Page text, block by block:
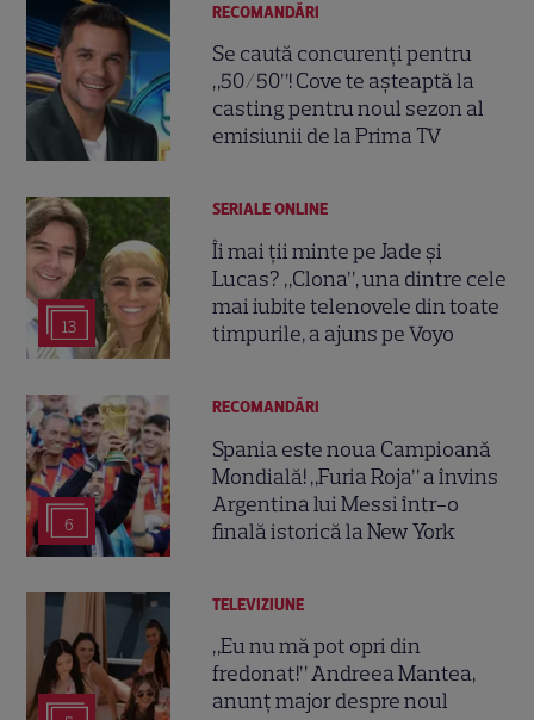
RECOMANDĂRI
Se caută concurenți pentru
„50/50”! Cove te așteaptă la
casting pentru noul sezon al
emisiunii de la Prima TV
13
SERIALE ONLINE
Îi mai ții minte pe Jade și
Lucas? „Clona”, una dintre cele
mai iubite telenovele din toate
timpurile, a ajuns pe Voyo
6
RECOMANDĂRI
Spania este noua Campioană
Mondială! „Furia Roja” a învins
Argentina lui Messi într-o
finală istorică la New York
TELEVIZIUNE
„Eu nu mă pot opri din
fredonat!” Andreea Mantea,
anunț major despre noul